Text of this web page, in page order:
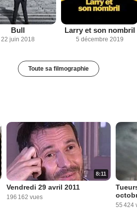
Bull
22 juin 2018
Larry et son nombril
5 décembre 2019
Toute sa filmographie
8:11
Vendredi 29 avril 2011
196 162 vues
55 424